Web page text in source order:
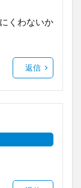
くわないか
返信